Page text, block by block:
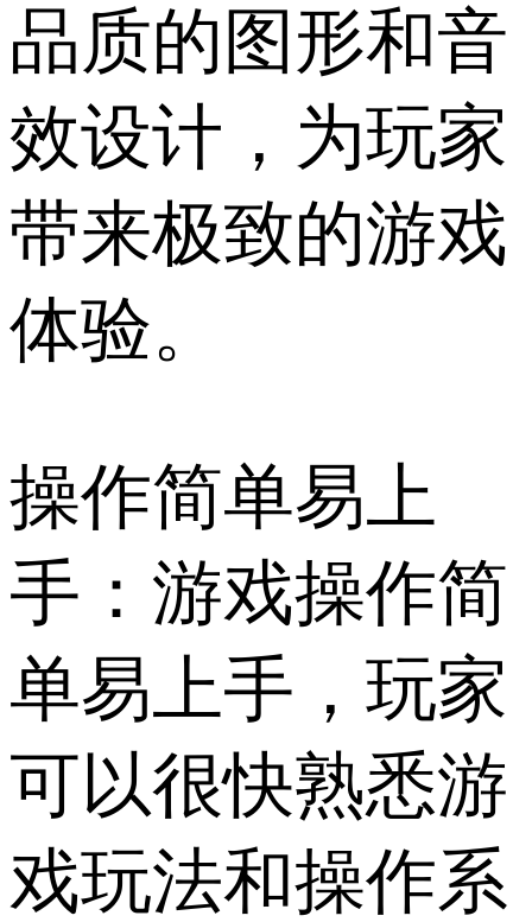
品质的图形和音
效设计，为玩家
带来极致的游戏
体验。
操作简单易上
手：游戏操作简
单易上手，玩家
可以很快熟悉游
戏玩法和操作系